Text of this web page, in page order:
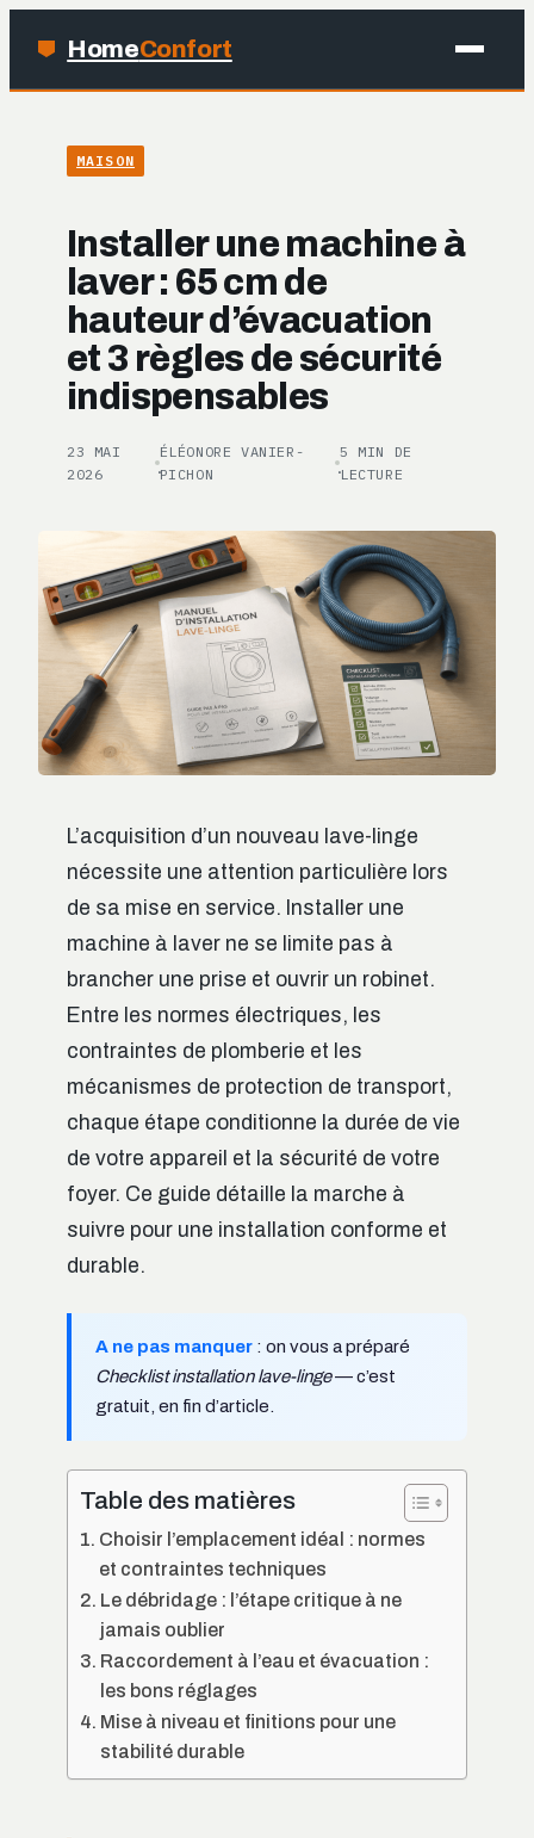
HomeConfort
JARDINAGE
DÉCO
MAISON
Installer une machine à
laver : 65 cm de
hauteur d’évacuation
et 3 règles de sécurité
indispensables
23 MAI
2026
·
ÉLÉONORE VANIER-
PICHON
·
5 MIN DE
LECTURE
L’acquisition d’un nouveau lave-linge
nécessite une attention particulière lors
de sa mise en service. Installer une
machine à laver ne se limite pas à
brancher une prise et ouvrir un robinet.
Entre les normes électriques, les
contraintes de plomberie et les
mécanismes de protection de transport,
chaque étape conditionne la durée de vie
de votre appareil et la sécurité de votre
foyer. Ce guide détaille la marche à
suivre pour une installation conforme et
durable.
A ne pas manquer : on vous a préparé
Checklist installation lave-linge— c’est
gratuit, en fin d’article.
Table des matières
Choisir l’emplacement idéal : normes
et contraintes techniques
Le débridage : l’étape critique à ne
jamais oublier
Raccordement à l’eau et évacuation :
les bons réglages
Mise à niveau et finitions pour une
stabilité durable